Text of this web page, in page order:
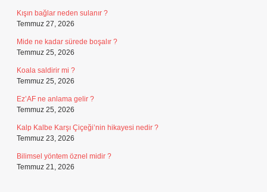
Kışın bağlar neden sulanır ?
Temmuz 27, 2026
Mide ne kadar sürede boşalır ?
Temmuz 25, 2026
Koala saldirir mi ?
Temmuz 25, 2026
Ez’AF ne anlama gelir ?
Temmuz 25, 2026
Kalp Kalbe Karşı Çiçeği’nin hikayesi nedir ?
Temmuz 23, 2026
Bilimsel yöntem öznel midir ?
Temmuz 21, 2026